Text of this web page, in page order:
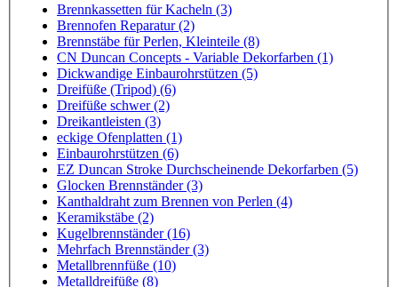
Brennkassetten für Kacheln (3)
Brennofen Reparatur (2)
Brennstäbe für Perlen, Kleinteile (8)
CN Duncan Concepts - Variable Dekorfarben (1)
Dickwandige Einbaurohrstützen (5)
Dreifüße (Tripod) (6)
Dreifüße schwer (2)
Dreikantleisten (3)
eckige Ofenplatten (1)
Einbaurohrstützen (6)
EZ Duncan Stroke Durchscheinende Dekorfarben (5)
Glocken Brennständer (3)
Kanthaldraht zum Brennen von Perlen (4)
Keramikstäbe (2)
Kugelbrennständer (16)
Mehrfach Brennständer (3)
Metallbrennfüße (10)
Metalldreifüße (8)